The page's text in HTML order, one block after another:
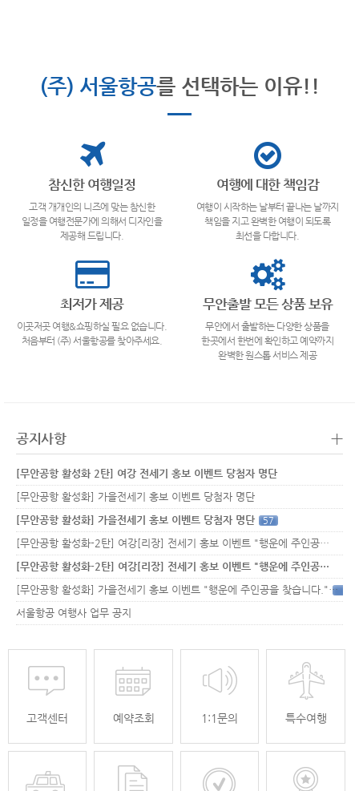
(주) 서울항공를 선택하는 이유!!
참신한 여행일정
고객 개개인의 니즈에 맞는 참신한
일정을 여행전문가에 의해서 디자인을
제공해 드립니다.
여행에 대한 책임감
여행이 시작하는 날부터 끝나는 날까지
책임을 지고 완벽한 여행이 되도록
최선을 다합니다.
최저가 제공
이곳저곳 여행&쇼핑하실 필요 없습니다.
처음부터 (주) 서울항공를 찾아주세요.
무안출발 모든 상품 보유
무안에서 출발하는 다양한 상품을
한곳에서 한번에 확인하고 예약까지
완벽한 원스톱 서비스 제공
공지사항 +
[무안공항 활성화 2탄] 여강 전세기 홍보 이벤트 당첨자 명단
[무안공항 활성화] 가을전세기 홍보 이벤트 당첨자 명단
[무안공항 활성화] 가을전세기 홍보 이벤트 당첨자 명단
57
[무안공항 활성화-2탄] 여강[리장] 전세기 홍보 이벤트 "행운에 주인공…
[무안공항 활성화-2탄] 여강[리장] 전세기 홍보 이벤트 "행운에 주인공…
[무안공항 활성화] 가을전세기 홍보 이벤트 "행운에 주인공을 찾습니다."33
서울항공 여행사 업무 공지
고객센터 예약조회 1:1문의 특수여행